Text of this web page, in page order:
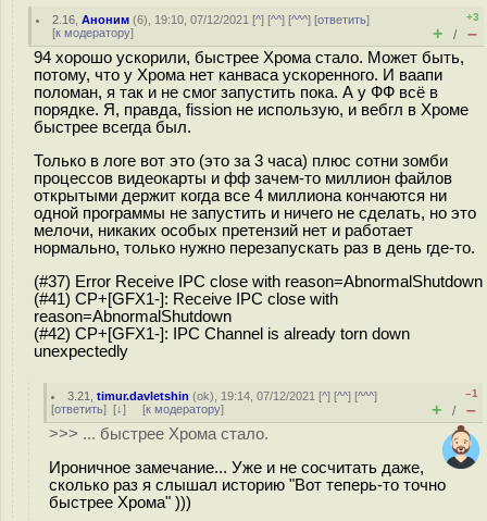
2.16 ,Аноним (6), 19:10, 07/12/2021 [^] [^^] [^^^] [ответить]
[к модератору]
+3
+ / –
94 хорошо ускорили, быстрее Хрома стало. Может быть,
потому, что у Хрома нет канваса ускоренного. И ваапи
поломан, я так и не смог запустить пока. А у ФФ всё в
порядке. Я, правда, fission не использую, и вебгл в Хроме
быстрее всегда был.
Только в логе вот это (это за 3 часа) плюс сотни зомби
процессов видеокарты и фф зачем-то миллион файлов
открытыми держит когда все 4 миллиона кончаются ни
одной программы не запустить и ничего не сделать, но это
мелочи, никаких особых претензий нет и работает
нормально, только нужно перезапускать раз в день где-то.
(#37) Error Receive IPC close with reason=AbnormalShutdown
(#41) CP+[GFX1-]: Receive IPC close with
reason=AbnormalShutdown
(#42) CP+[GFX1-]: IPC Channel is already torn down
unexpectedly
3.21 ,timur.davletshin (ok), 19:14, 07/12/2021 [^] [^^] [^^^]
[ответить] [↓] [к модератору]
–1
+ / –
>>> ... быстрее Хрома стало.
Ироничное замечание... Уже и не сосчитать даже,
сколько раз я слышал историю "Вот теперь-то точно
быстрее Хрома" )))